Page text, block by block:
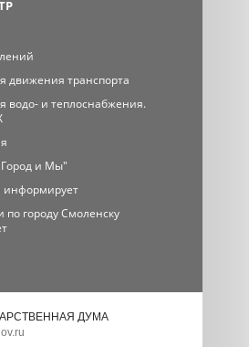
движения транспорта
водо- и теплоснабжения.
и Мы"
информирует
городу Смоленску
ДУМА